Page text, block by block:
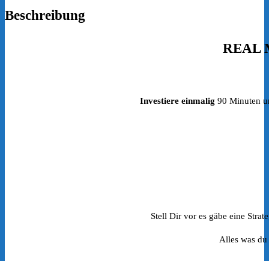
Beschreibung
REAL
Investiere einmalig 90 Minuten
Stell Dir vor es gäbe eine
Alles was